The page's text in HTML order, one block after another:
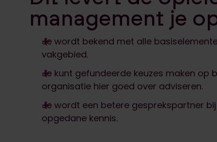
management je
Je wordt bekend met alle
vakgebied.
Je kunt gefundeerde keuzes maken op
organisatie hier goed over adviseren.
Je wordt een betere gesprekspartner
opgedane kennis.